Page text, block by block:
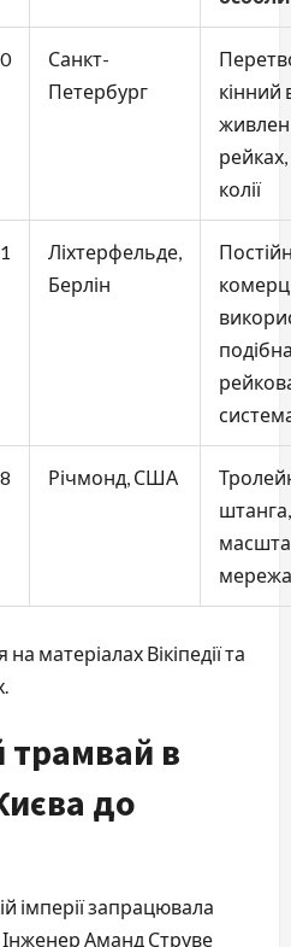
Санкт-
Петербург
кінний
колії
Ліхтерфельде,
Берлін
Річмонд, США
штанга,
мережа
матеріалах Вікіпедії та
трамвай в
до
імперії запрацювала
Інженер Аманд Струве